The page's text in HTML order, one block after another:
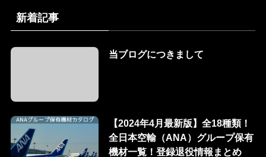
新着記事
当ブログにつきまして
【2024年4月最新版】全18種類！
全日本空輸（ANA）グループ保有
機材一覧！登録退役情報まとめ